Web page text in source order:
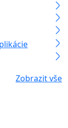
Zobrazit vše